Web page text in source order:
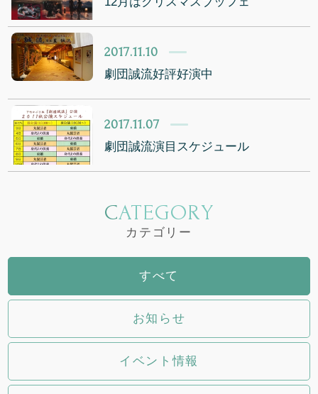
2017.11.10
劇団誠流好評好演中
2017.11.07
劇団誠流演目スケジュール
CATEGORY
カテゴリー
すべて
お知らせ
イベント情報